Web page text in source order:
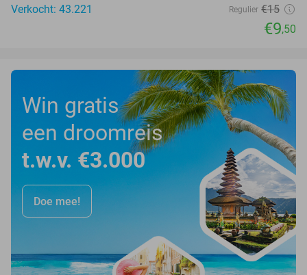
Verkocht: 43.221
Regulier €15
€9,50
Win gratis
een droomreis
t.w.v. €3.000
Doe mee!